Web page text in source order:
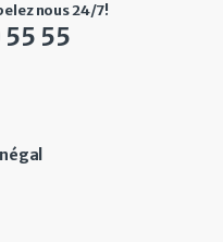
nous 24/7!
55 55